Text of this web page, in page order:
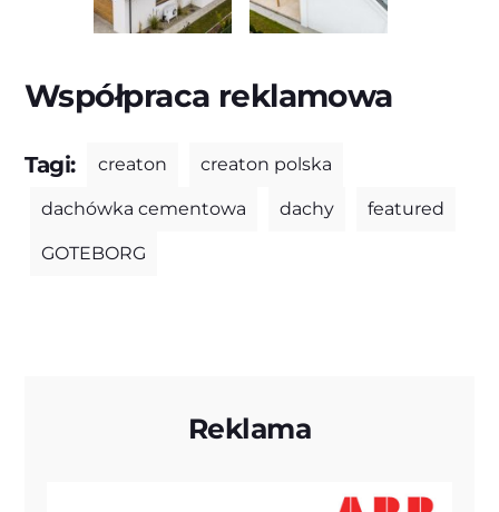
Współpraca reklamowa
Tagi: creaton creaton polska
dachówka cementowa dachy featured
GOTEBORG
Reklama